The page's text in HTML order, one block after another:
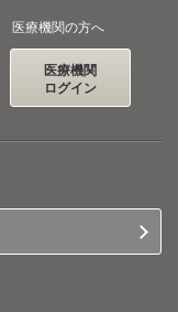
医療機関の方へ
医療機関
ログイン